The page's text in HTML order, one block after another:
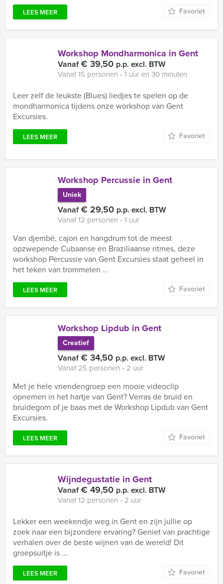
LEES MEER Favoriet
Workshop Mondharmonica in Gent
Vanaf€ 39,50 p.p. excl. BTW
Vanaf 15 personen ‐ 1 uur en 30 minuten
Leer zelf de leukste (Blues) liedjes te spelen op de
mondharmonica tijdens onze workshop van Gent
Excursies.
LEES MEER Favoriet
Workshop Percussie in Gent
Uniek
Vanaf€ 29,50 p.p. excl. BTW
Vanaf 12 personen ‐ 1 uur
Van djembé, cajon en hangdrum tot de meest
opzwepende Cubaanse en Braziliaanse ritmes, deze
workshop Percussie van Gent Excursies staat geheel in
het teken van trommelen ...
LEES MEER Favoriet
Workshop Lipdub in Gent
Creatief
Vanaf€ 34,50 p.p. excl. BTW
Vanaf 25 personen ‐ 2 uur
Met je hele vriendengroep een mooie videoclip
opnemen in het hartje van Gent? Verras de bruid en
bruidegom of je baas met de Workshop Lipdub van Gent
Excursies.
LEES MEER Favoriet
Wijndegustatie in Gent
Vanaf€ 49,50 p.p. excl. BTW
Vanaf 12 personen ‐ 2 uur
Lekker een weekendje weg in Gent en zijn jullie op
zoek naar een bijzondere ervaring? Geniet van prachtige
verhalen over de beste wijnen van de wereld! Dit
groepsuitje is ...
LEES MEER Favoriet